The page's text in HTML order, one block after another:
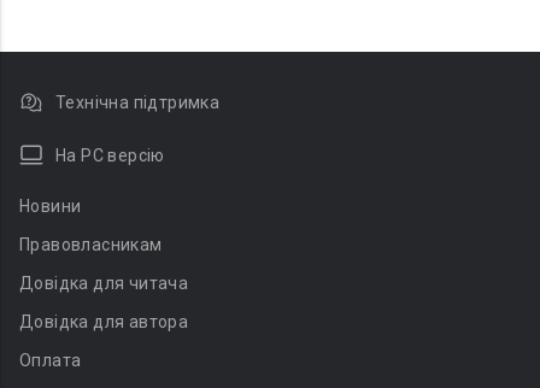
Технічна підтримка
На PC версію
Новини
Правовласникам
Довідка для читача
Довідка для автора
Оплата